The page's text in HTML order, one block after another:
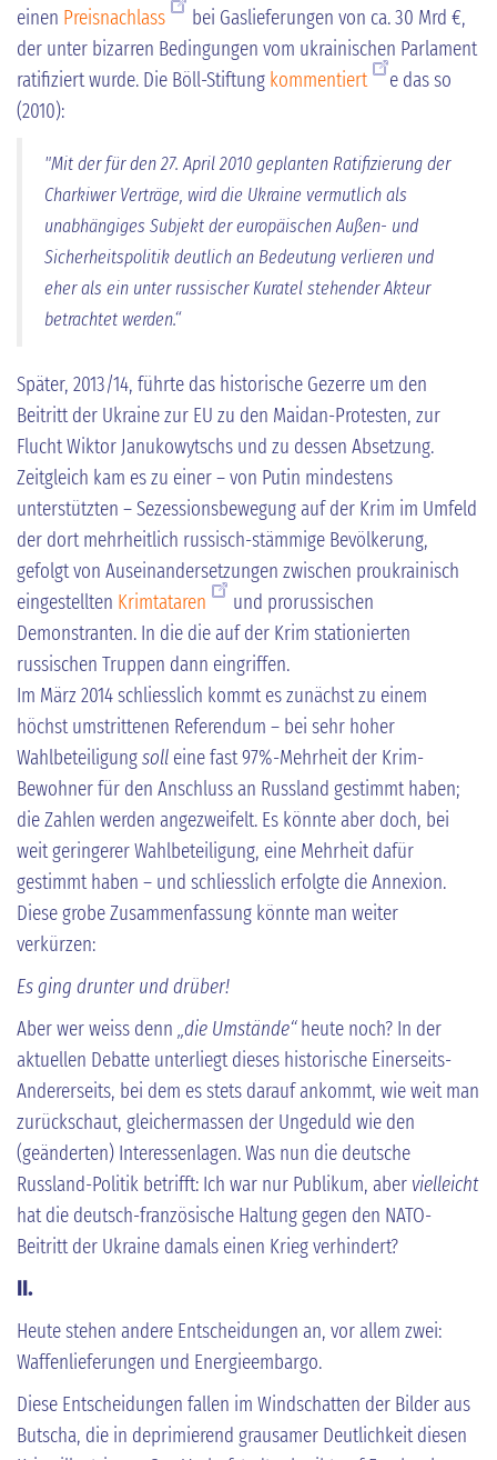
einen Preisnachlass
bei Gaslieferungen von ca. 30 Mrd €,
der unter bizarren Bedingungen vom ukrainischen Parlament
ratifiziert wurde. Die Böll-Stiftung kommentiert
e das so
(2010):
"Mit der für den 27. April 2010 geplanten Ratifizierung der
Charkiwer Verträge, wird die Ukraine vermutlich als
unabhängiges Subjekt der europäischen Außen- und
Sicherheitspolitik deutlich an Bedeutung verlieren und
eher als ein unter russischer Kuratel stehender Akteur
betrachtet werden.“
Später, 2013/14, führte das historische Gezerre um den
Beitritt der Ukraine zur EU zu den Maidan-Protesten, zur
Flucht Wiktor Janukowytschs und zu dessen Absetzung.
Zeitgleich kam es zu einer – von Putin mindestens
unterstützten – Sezessionsbewegung auf der Krim im Umfeld
der dort mehrheitlich russisch-stämmige Bevölkerung,
gefolgt von Auseinandersetzungen zwischen proukrainisch
eingestellten Krimtataren
und prorussischen
Demonstranten. In die die auf der Krim stationierten
russischen Truppen dann eingriffen.
Im März 2014 schliesslich kommt es zunächst zu einem
höchst umstrittenen Referendum – bei sehr hoher
Wahlbeteiligungsoll eine fast 97%-Mehrheit der Krim-
Bewohner für den Anschluss an Russland gestimmt haben;
die Zahlen werden angezweifelt. Es könnte aber doch, bei
weit geringerer Wahlbeteiligung, eine Mehrheit dafür
gestimmt haben – und schliesslich erfolgte die Annexion.
Diese grobe Zusammenfassung könnte man weiter
verkürzen:
Es ging drunter und drüber!
Aber wer weiss denn „die Umstände“heute noch? In der
aktuellen Debatte unterliegt dieses historische Einerseits-
Andererseits, bei dem es stets darauf ankommt, wie weit man
zurückschaut, gleichermassen der Ungeduld wie den
(geänderten) Interessenlagen. Was nun die deutsche
Russland-Politik betrifft: Ich war nur Publikum, aber vielleicht
hat die deutsch-französische Haltung gegen den NATO-
Beitritt der Ukraine damals einen Krieg verhindert?
II.
Heute stehen andere Entscheidungen an, vor allem zwei:
Waffenlieferungen und Energieembargo.
Diese Entscheidungen fallen im Windschatten der Bilder aus
Butscha, die in deprimierend grausamer Deutlichkeit diesen